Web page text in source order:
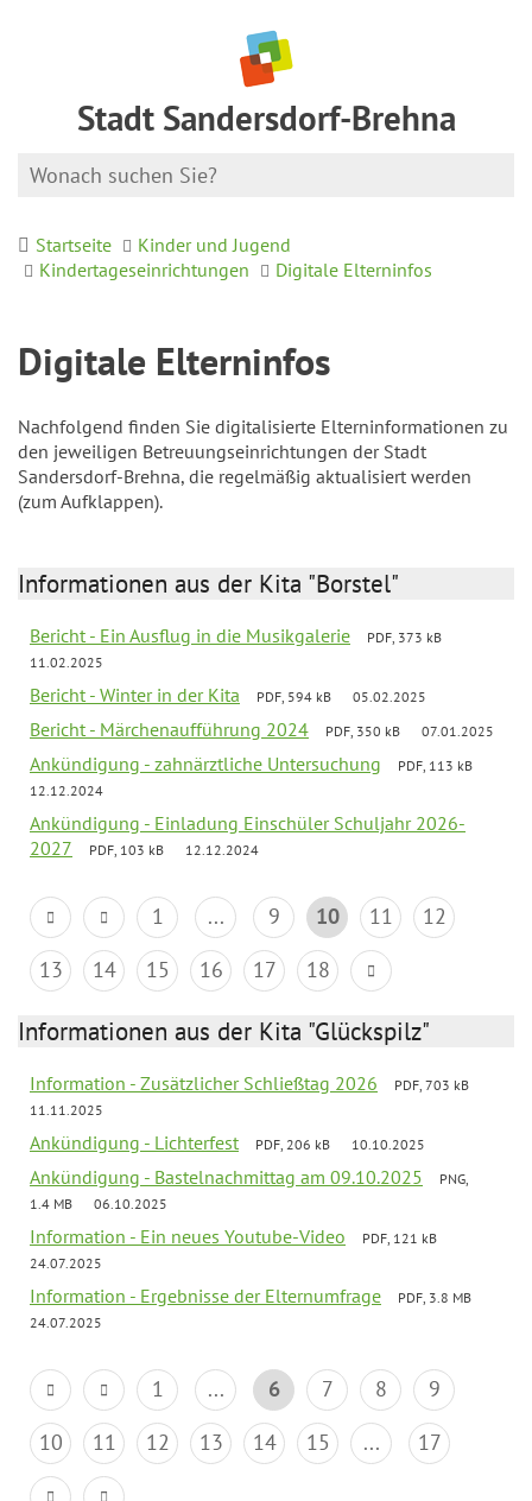
Stadt Sandersdorf-Brehna
Startseite
Kinder und Jugend
Kindertageseinrichtungen
Digitale Elterninfos
Digitale Elterninfos
Nachfolgend finden Sie digitalisierte Elterninformationen zu
den jeweiligen Betreuungseinrichtungen der Stadt
Sandersdorf-Brehna, die regelmäßig aktualisiert werden
(zum Aufklappen).
Informationen aus der Kita "Borstel"
Bericht - Ein Ausflug in die Musikgalerie
PDF, 373 kB
11.02.2025
Bericht - Winter in der Kita PDF, 594 kB 05.02.2025
Bericht - Märchenaufführung 2024 PDF, 350 kB 07.01.2025
Ankündigung - zahnärztliche Untersuchung
PDF, 113 kB
12.12.2024
Ankündigung - Einladung Einschüler Schuljahr 2026-
2027
PDF, 103 kB 12.12.2024
1 ... 9 10 11
12
13
14 15 16 17 18
Informationen aus der Kita "Glückspilz"
Information - Zusätzlicher Schließtag 2026
PDF, 703 kB
11.11.2025
Ankündigung - Lichterfest PDF, 206 kB 10.10.2025
Ankündigung - Bastelnachmittag am 09.10.2025
PNG,
1.4 MB
06.10.2025
Information - Ein neues Youtube-Video
PDF, 121 kB
24.07.2025
Information - Ergebnisse der Elternumfrage
PDF, 3.8 MB
24.07.2025
1 ... 6 7 8
9
10
11 12 13 14 15 ... 17